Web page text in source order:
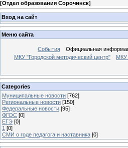
[Отдел образования Сорочинск]
Вход на сайт
Меню сайта
События Официальная
МКУ "Городской методический центр"
МКУ
Categories
Муниципальные новости [762]
Региональные новости [150]
Федеральные новости [95]
ФГОС [0]
ЕГЭ [0]
1 [0]
СМИ о годе педагога и наставника [0]